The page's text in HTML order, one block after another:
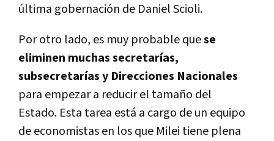
última gobernación de Daniel Scioli.
Por otro lado, es muy probable quese
eliminen muchas secretarías,
subsecretarías y Direcciones Nacionales
para empezar a reducir el tamaño del
Estado. Esta tarea está a cargo de un equipo
de economistas en los que Milei tiene plena